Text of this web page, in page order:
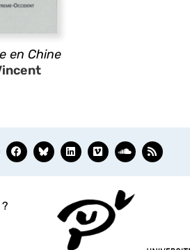
en Chine